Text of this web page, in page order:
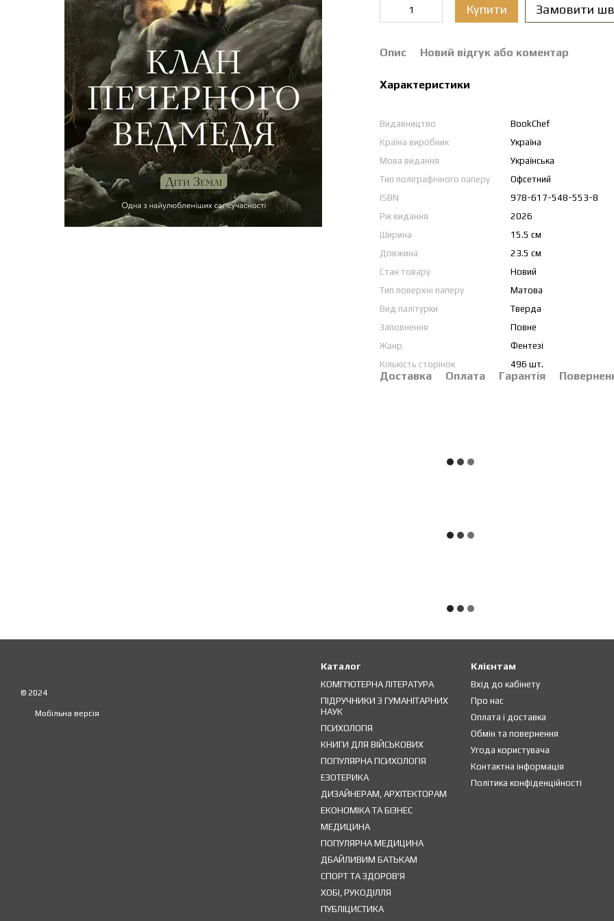
Купити Замовити
Опис Новий відгук або коментар
Характеристики
Видавництво
BookChef
Країна виробник
Україна
Мова видання
Українська
Тип поліграфічного паперу
Офсетний
ISBN
978-617-548-553-8
Рік видання
2026
Ширина
15.5 см
Довжина
23.5 см
Стан товару
Новий
Тип поверхні паперу
Матова
Вид палітурки
Тверда
Заповнення
Повне
Жанр
Фентезі
Кількість сторінок
496 шт.
Доставка Оплата Гарантія
© 2024
Мобільна версія
Каталог
КОМП'ЮТЕРНА ЛІТЕРАТУРА
ПІДРУЧНИКИ З ГУМАНІТАРНИХ
НАУК
ПСИХОЛОГІЯ
КНИГИ ДЛЯ ВІЙСЬКОВИХ
ПОПУЛЯРНА ПСИХОЛОГІЯ
ЕЗОТЕРИКА
ДИЗАЙНЕРАМ, АРХІТЕКТОРАМ
ЕКОНОМІКА ТА БІЗНЕС
МЕДИЦИНА
ПОПУЛЯРНА МЕДИЦИНА
ДБАЙЛИВИМ БАТЬКАМ
СПОРТ ТА ЗДОРОВ'Я
ХОБІ, РУКОДІЛЛЯ
ПУБЛІЦИСТИКА
Клієнтам
Вхід до кабінету
Про нас
Оплата і доставка
Обмін та повернення
Угода користувача
Контактна інформація
Політика конфіденційності